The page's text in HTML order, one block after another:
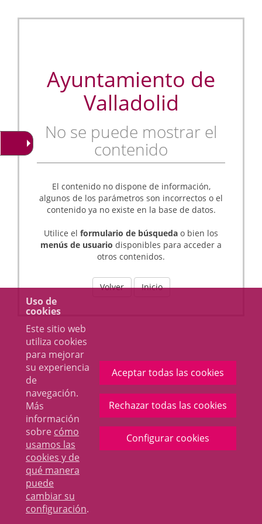
Uso de
cookies
Este sitio web
utiliza cookies
para mejorar
su experiencia
de
navegación.
Más
información
sobre cómo
usamos las
cookies y de
qué manera
puede
cambiar su
configuración.
Aceptar todas las cookies
Rechazar todas las cookies
Configurar cookies
Ayuntamiento de
Valladolid
No se puede mostrar el
contenido
El contenido no dispone de información,
algunos de los parámetros son incorrectos o el
contenido ya no existe en la base de datos.
Utilice el formulario de búsqueda o bien los
menús de usuario disponibles para acceder a
otros contenidos.
Volver Inicio